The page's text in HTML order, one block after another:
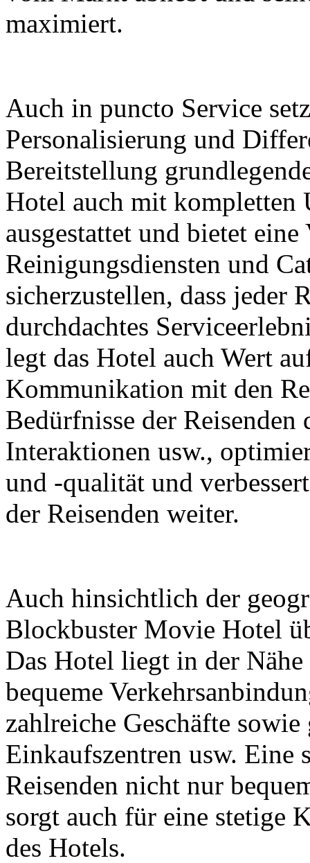
maximiert.
Auch in puncto Service
Personalisierung und
Bereitstellung
Hotel auch mit kompletten
ausgestattet und bietet
Reinigungsdiensten und
sicherzustellen, dass jeder
durchdachtes
legt das Hotel auch Wert
Kommunikation mit den
Bedürfnisse der
Interaktionen usw.,
und -qualität und
der Reisenden weiter.
Auch hinsichtlich der
Blockbuster Movie Hotel
Das Hotel liegt in der
bequeme
zahlreiche Geschäfte
Einkaufszentren usw. Eine
Reisenden nicht nur
sorgt auch für eine stetige
des Hotels.